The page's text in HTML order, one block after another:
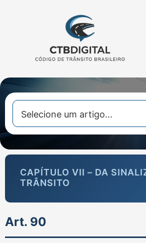
CAPÍTULO VII – DA
TRÂNSITO
Art. 90